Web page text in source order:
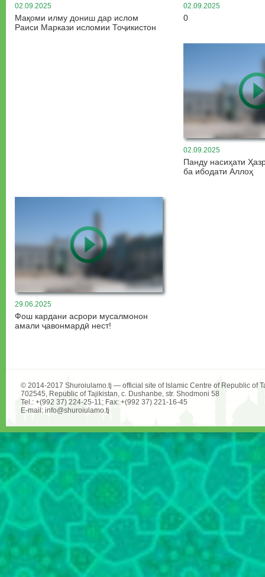
02.09.2025
Мақоми илму дониш дар ислом
Раиси Маркази исломии Тоҷикистон
02.09.2025
0
02.09.2025
Панду насиҳати
ба ибодати Аллоҳ
29.06.2025
Фош кардани асрори мусалмонон
амали ҷавонмардӣ нест!
© 2014-2017 Shuroiulamo.tj — official site of Islamic Centre of Republic of
702545, Republic of Tajikistan, c. Dushanbe, str. Shodmoni 58
Tel.: +(992 37) 224-25-11; Fax: +(992 37) 221-16-45
E-mail: info@shuroiulamo.tj